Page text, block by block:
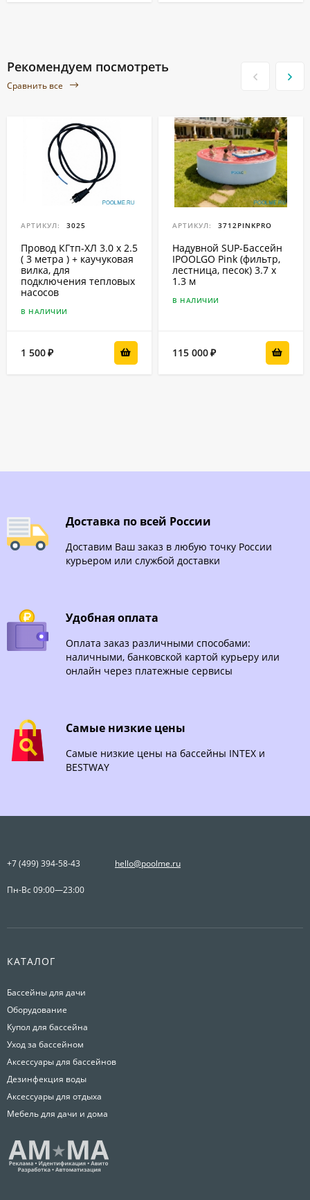
Рекомендуем посмотреть
Сравнить все
АРТИКУЛ: 3025
Провод КГтп-ХЛ 3.0 x 2.5
( 3 метра ) + каучуковая
вилка, для
подключения тепловых
насосов
В НАЛИЧИИ
1 500₽
АРТИКУЛ: 3712PINKPRO
Надувной SUP-Бассейн
IPOOLGO Pink (фильтр,
лестница, песок) 3.7 x
1.3 м
В НАЛИЧИИ
115 000₽
Доставка по всей России
Доставим Ваш заказ в любую точку России
курьером или службой доставки
Удобная оплата
Оплата заказ различными способами:
наличными, банковской картой курьеру или
онлайн через платежные сервисы
Самые низкие цены
Самые низкие цены на бассейны INTEX и
BESTWAY
+7 (499) 394-58-43 hello@poolme.ru
Пн-Вс 09:00—23:00
КАТАЛОГ
Бассейны для дачи
Оборудование
Купол для бассейна
Уход за бассейном
Аксессуары для бассейнов
Дезинфекция воды
Аксессуары для отдыха
Мебель для дачи и дома